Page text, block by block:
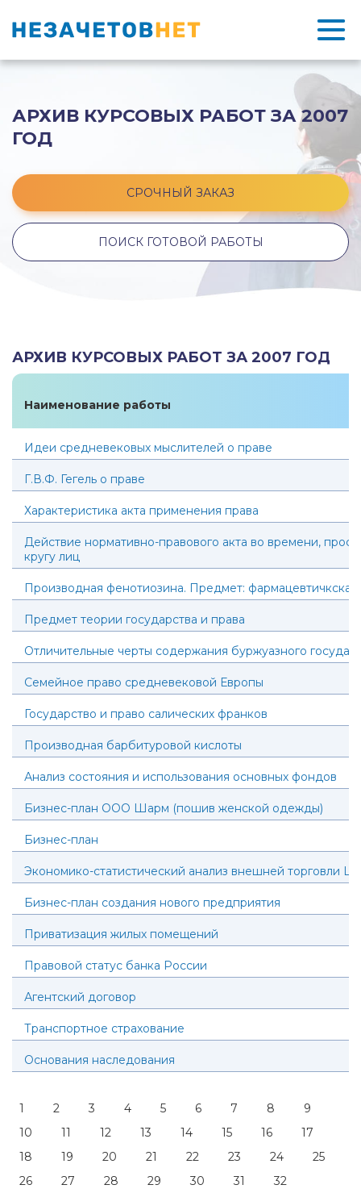
АРХИВ КУРСОВЫХ РАБОТ ЗА 2007
ГОД
СРОЧНЫЙ ЗАКАЗ
ПОИСК ГОТОВОЙ РАБОТЫ
АРХИВ КУРСОВЫХ РАБОТ ЗА 2007 ГОД
Наименование работы
Идеи средневековых мыслителей о праве
Г.В.Ф. Гегель о праве
Характеристика акта применения права
Действие нормативно-правового акта во времени,
кругу лиц
Производная фенотиозина. Предмет: фармацевтичкская
Предмет теории государства и права
Отличительные черты содержания буржуазного
Семейное право средневековой Европы
Государство и право салических франков
Производная барбитуровой кислоты
Анализ состояния и использования основных фондов
Бизнес-план ООО Шарм (пошив женской одежды)
Бизнес-план
Экономико-статистический анализ внешней торговли
Бизнес-план создания нового предприятия
Приватизация жилых помещений
Правовой статус банка России
Агентский договор
Транспортное страхование
Основания наследования
1 2 3 4 5 6 7 8
9
10
11 12 13 14 15 16
17
18
19 20 21 22 23 24
25
26
27 28 29 30 31
32